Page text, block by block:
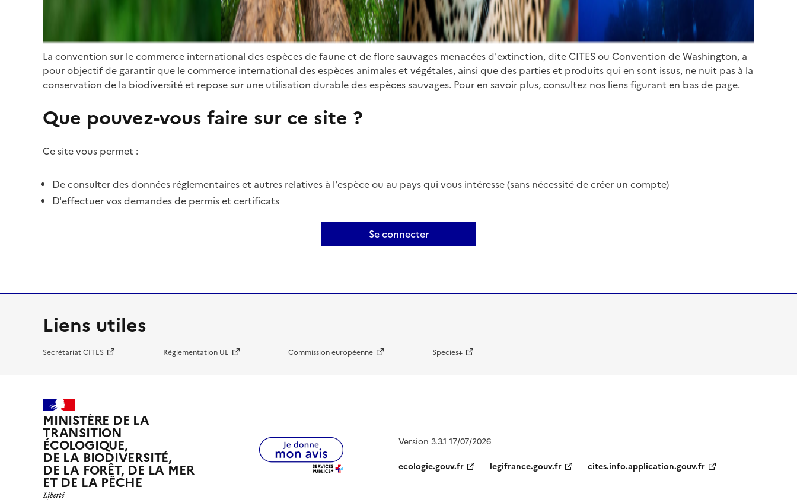
La convention sur le commerce international des espèces de faune et de flore sauvages menacées d'extinction, dite CITES ou Convention de Washington, a
pour objectif de garantir que le commerce international des espèces animales et végétales, ainsi que des parties et produits qui en sont issus, ne nuit pas à la
conservation de la biodiversité et repose sur une utilisation durable des espèces sauvages. Pour en savoir plus, consultez nos liens figurant en bas de page.
Que pouvez-vous faire sur ce site ?
Ce site vous permet :
De consulter des données réglementaires et autres relatives à l'espèce ou au pays qui vous intéresse (sans nécessité de créer un compte)
D'effectuer vos demandes de permis et certificats
Se connecter
Liens utiles
Secrétariat CITES Réglementation UE Commission européenne Species+
MINISTÈRE DE LA
TRANSITION
ÉCOLOGIQUE,
DE LA BIODIVERSITÉ,
DE LA FORÊT, DE LA MER
ET DE LA PÊCHE
Version 3.3.1 17/07/2026
ecologie.gouv.fr
legifrance.gouv.fr cites.info.application.gouv.fr